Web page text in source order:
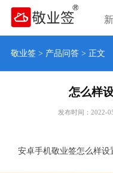
敬业签> 产品问答> 正文
怎么样
发布时间：2022-
安卓手机敬业签怎么样设